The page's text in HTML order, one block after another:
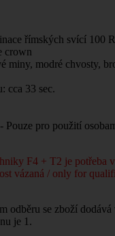
římských svící 100
crown
miny, modré chvosty,
cca 33 sec.
pro použití
F4 + T2 je potřeba
vázaná / only for
odběru se zboží dodává
je 1.